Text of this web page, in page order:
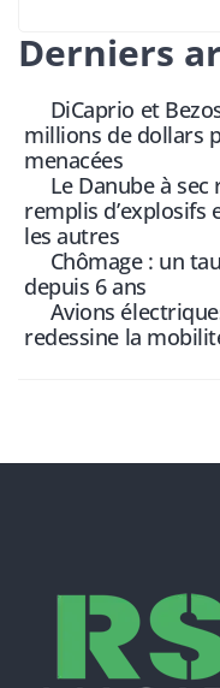
Derniers
DiCaprio et
millions de dollars
menacées
Le Danube à
remplis d’explosifs
les autres
Chômage : un
depuis 6 ans
Avions
redessine la